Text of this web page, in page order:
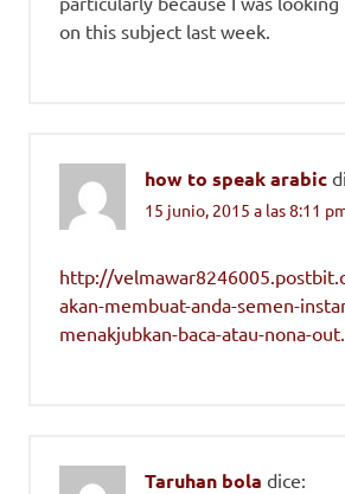
on this subject last week.
how to speak arabic
15 junio, 2015 a las 8:11
http://
akan-membuat-anda-semen-
menakjubkan-baca-atau-nona-
Taruhan bola dice: